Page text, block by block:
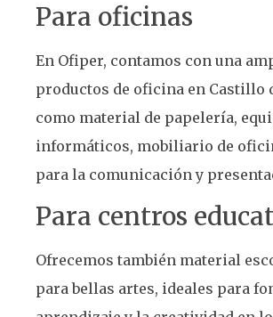
Para oficinas
En Ofiper, contamos con una
productos de oficina en Castillo
como material de papelería,
informáticos, mobiliario de
para la comunicación y
Para centros
Ofrecemos también material
para bellas artes, ideales para